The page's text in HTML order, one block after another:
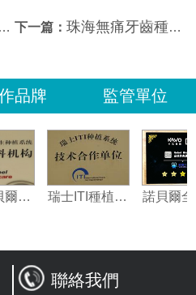
下一篇： 珠海無痛牙齒種植手術後應注意嘅問題
品牌 監管單位
聯絡我們